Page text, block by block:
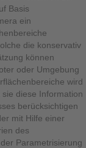
Basis
ein
die konservativ
können
oder Umgebung
wird
diese Information
berücksichtigen
mit Hilfe einer
des
Parametrisierung